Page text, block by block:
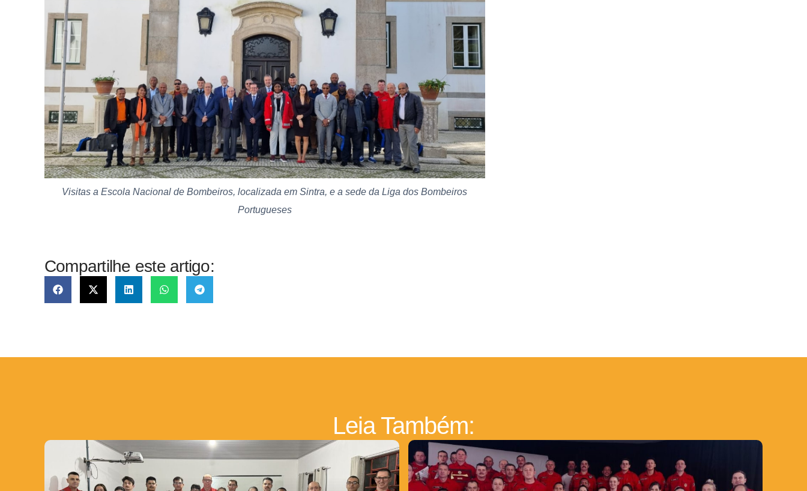
Visitas a Escola Nacional de Bombeiros, localizada em Sintra, e a sede da Liga dos Bombeiros
Portugueses
Compartilhe este artigo:
Leia Também: